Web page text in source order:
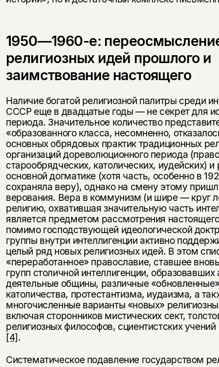
1950—1960-е:
религиозных идей прошлого и
заимствование настоящего
Наличие богатой религиозной палитры среди
СССР еще в двадцатые годы — не секрет для
периода. Значительное количество
«образованного класса, несомненно,
основных обрядовых практик традиционных
организаций дореволюционного периода
старообрядческих, католических, иудейских)
основной догматике (хотя часть, особенно в
сохраняла веру), однако на смену этому
верования. Вера в коммунизм (и шире — круг
религию, охватившая значительную часть
является предметом рассмотрения
помимо господствующей идеологической
группы внутри интеллигенции активно
целый ряд новых религиозных идей. В этом
«переработанное» православие, ставшее
групп столичной интеллигенции, образовавших
деятельные общины, различные
католичества, протестантизма, иудаизма, а
многочисленные варианты «новых»
включая сторонников мистических сект,
религиозных философов, сциентистских
[4].
Систематическое подавление государством